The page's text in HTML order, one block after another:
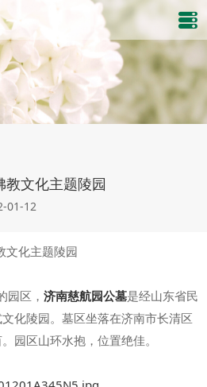
文化主题陵园
01-12
文化主题陵园
区， 济南慈航园公墓是经山东省民
化陵园。墓区坐落在济南市长清区
园区山环水抱，位置绝佳。